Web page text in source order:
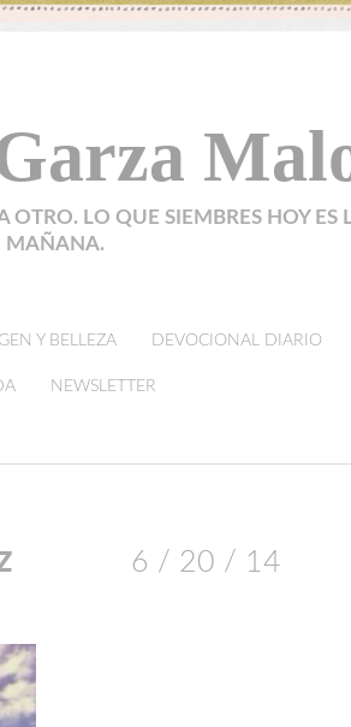
LO QUE SIEMBRES HOY ES
MAÑANA.
Y BELLEZA DEVOCIONAL DIARIO
NEWSLETTER
6 / 20 / 14